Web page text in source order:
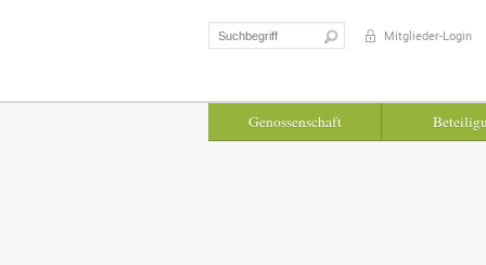
Suchen
nach:
Mitglieder-Login
Genossenschaft